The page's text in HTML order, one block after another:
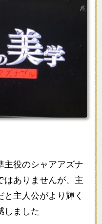
主役のシャアアズナ
はありませんが、主
主人公がより輝く
しました